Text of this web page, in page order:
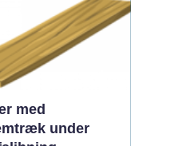
med
under